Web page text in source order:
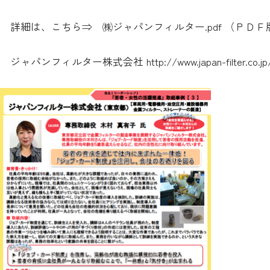
詳細は、こちら⇒ ㈱ジャパンフィルター.pdf （ＰＤ
ジャパンフィルター株式会社 http://www.japan-